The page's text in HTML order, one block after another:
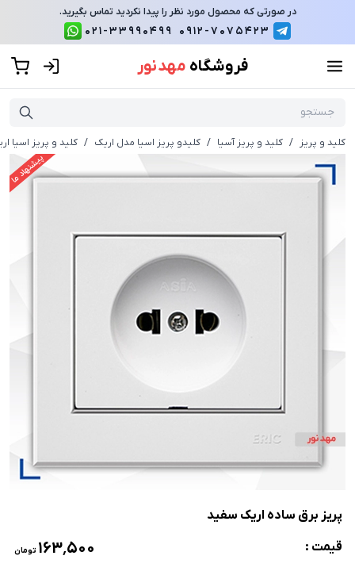
در صورتی که محصول مورد نظر را پیدا نکردید تماس بگیرید.
0912-7075423
021-33990499
فروشگاه مهد نور
کلید و پریز / کلید و پریز آسیا / کلیدو پریز اسیا مدل اریک / کلید و پریز اسیا
پیشنهاد ما
پریز برق ساده اریک سفید
قیمت :
۱۶۳٬۵۰۰ تومان